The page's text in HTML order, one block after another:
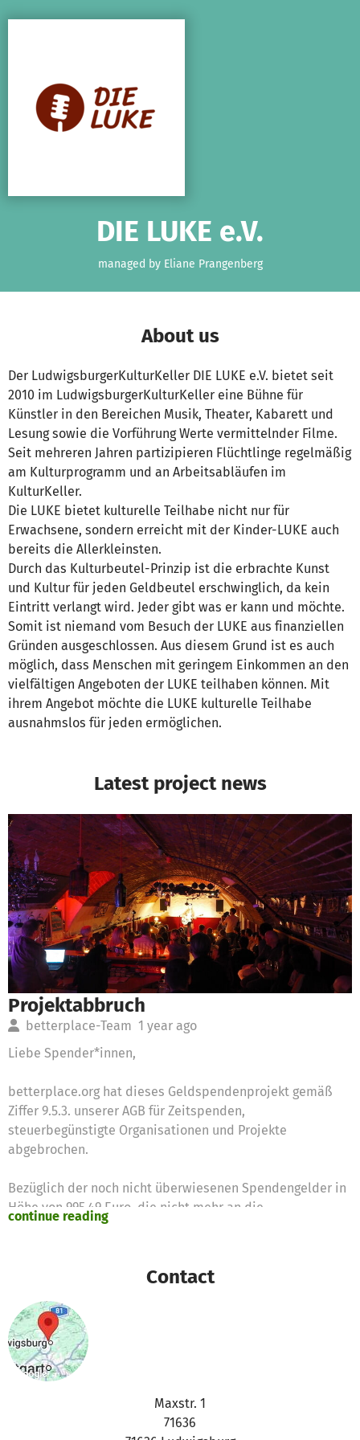
DIE LUKE e.V.
managed by Eliane Prangenberg
About us
Der LudwigsburgerKulturKeller DIE LUKE e.V. bietet seit
2010 im LudwigsburgerKulturKeller eine Bühne für
Künstler in den Bereichen Musik, Theater, Kabarett und
Lesung sowie die Vorführung Werte vermittelnder Filme.
Seit mehreren Jahren partizipieren Flüchtlinge regelmäßig
am Kulturprogramm und an Arbeitsabläufen im
KulturKeller.
Die LUKE bietet kulturelle Teilhabe nicht nur für
Erwachsene, sondern erreicht mit der Kinder-LUKE auch
bereits die Allerkleinsten.
Durch das Kulturbeutel-Prinzip ist die erbrachte Kunst
und Kultur für jeden Geldbeutel erschwinglich, da kein
Eintritt verlangt wird. Jeder gibt was er kann und möchte.
Somit ist niemand vom Besuch der LUKE aus finanziellen
Gründen ausgeschlossen. Aus diesem Grund ist es auch
möglich, dass Menschen mit geringem Einkommen an den
vielfältigen Angeboten der LUKE teilhaben können. Mit
ihrem Angebot möchte die LUKE kulturelle Teilhabe
ausnahmslos für jeden ermöglichen.
Latest project news
Projektabbruch
betterplace-Team 1 year ago
Liebe Spender*innen,
betterplace.org hat dieses Geldspendenprojekt gemäß
Ziffer 9.5.3. unserer AGB für Zeitspenden,
steuerbegünstigte Organisationen und Projekte
abgebrochen.
Bezüglich der noch nicht überwiesenen Spendengelder in
Höhe von 995,49 Euro, die nicht mehr an die
Spender*innen zurückerstattet werden konnten, hat
auf dieses andere Projekt transferiert wird:
https://www.betterplace.org/de/projects/143850-starke-
stimmen-deutsch-lernen-zukunft-gestalten
Bei Fragen dazu könnt ihr uns gern kontaktieren:
support@betterplace.org.
Euer betterplace.org-Team
continue reading
Contact
Maxstr. 1
71636